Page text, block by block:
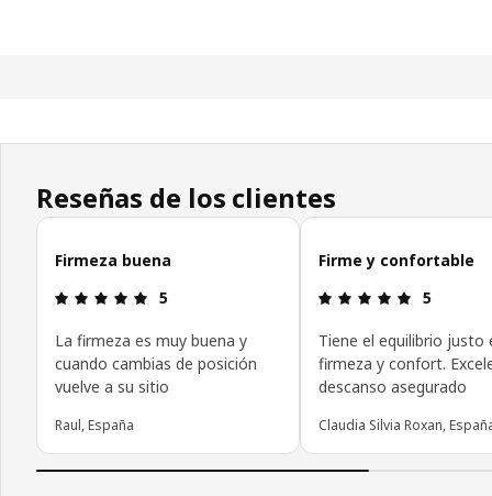
Reseñas de los clientes
Omitir las opiniones de los clientes
Firmeza buena
Reseña: 5 de 5 estrellas.
5
La firmeza es muy buena y
cuando cambias de posición
vuelve a su sitio
Raul, España
Firme y confortable
Reseña: 5
5
Tiene el equilibrio justo
firmeza y confort.
descanso asegurado
Claudia Silvia Roxan,